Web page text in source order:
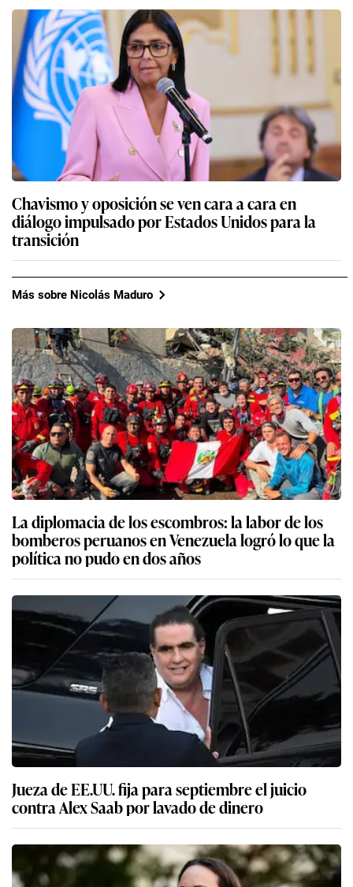
Chavismo y oposición se ven cara a cara en
diálogo impulsado por Estados Unidos para la
transición
Más sobre Nicolás Maduro
La diplomacia de los escombros: la labor de los
bomberos peruanos en Venezuela logró lo que la
política no pudo en dos años
Jueza de EE.UU. fija para septiembre el juicio
contra Alex Saab por lavado de dinero